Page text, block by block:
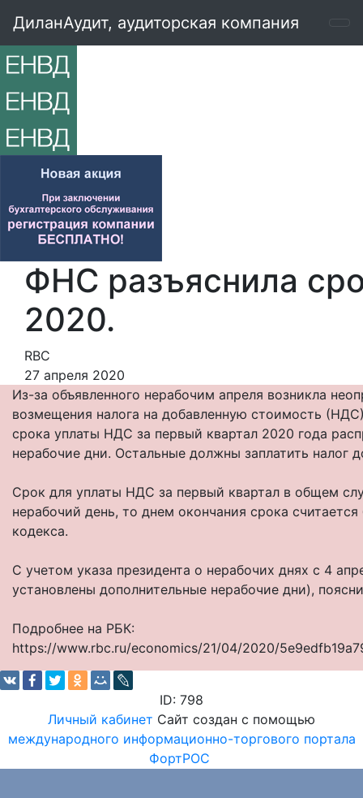
ДиланАудит, аудиторская компания
ФНС разъяснила
2020.
RBC
27 апреля 2020
Из-за объявленного нерабочим апреля возникла
возмещения налога на добавленную стоимость
срока уплаты НДС за первый квартал 2020 года
нерабочие дни. Остальные должны заплатить налог
Срок для уплаты НДС за первый квартал в общем
нерабочий день, то днем окончания срока
кодекса.
С учетом указа президента о нерабочих днях с 4
установлены дополнительные нерабочие дни),
Подробнее на РБК:
https://www.rbc.ru/economics/21/04/2020/
ID: 798
Личный кабинет Сайт создан с помощью
международного информационно-торгового портала
ФортРОС